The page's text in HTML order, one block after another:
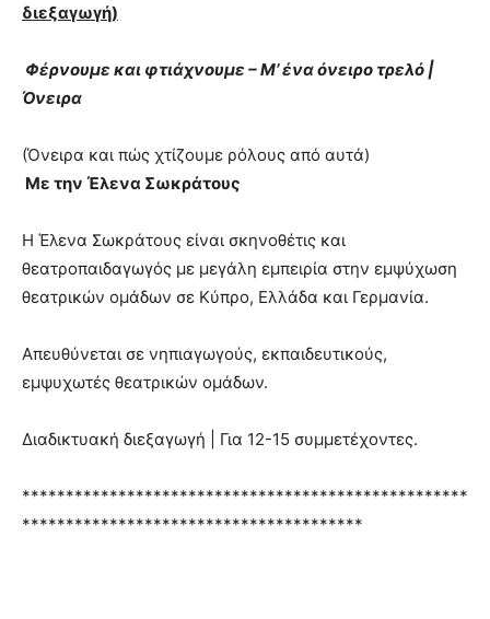
διεξαγωγή)
Φέρνουμε και φτιάχνουμε – Μ’ ένα όνειρο τρελό |
Όνειρα
(Όνειρα και πώς χτίζουμε ρόλους από αυτά)
Με την Έλενα Σωκράτους
Η Έλενα Σωκράτους είναι σκηνοθέτις και
θεατροπαιδαγωγός με μεγάλη εμπειρία στην εμψύχωση
θεατρικών ομάδων σε Κύπρο, Ελλάδα και Γερμανία.
Απευθύνεται σε νηπιαγωγούς, εκπαιδευτικούς,
εμψυχωτές θεατρικών ομάδων.
Διαδικτυακή διεξαγωγή | Για 12-15 συμμετέχοντες.
***************************************************
***************************************